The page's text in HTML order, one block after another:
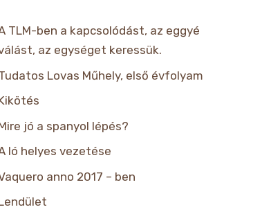
TLM-ben a kapcsolódást, az eggyé
az egységet keressük.
Lovas Műhely, első évfolyam
jó a spanyol lépés?
ló helyes vezetése
anno 2017 – ben